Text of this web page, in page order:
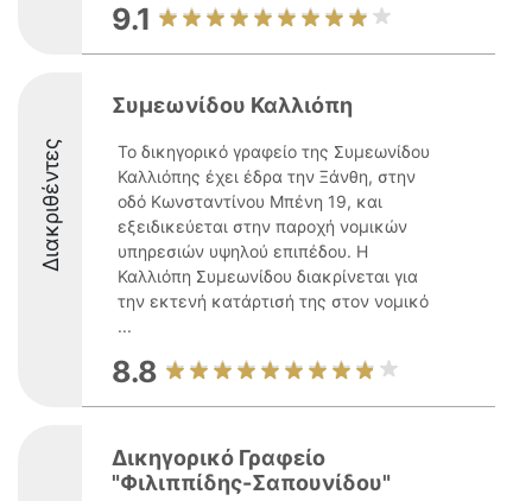
9.1
Διακριθέντες
Συμεωνίδου Καλλιόπη
Το δικηγορικό γραφείο της Συμεωνίδου
Καλλιόπης έχει έδρα την Ξάνθη, στην
οδό Κωνσταντίνου Μπένη 19, και
εξειδικεύεται στην παροχή νομικών
υπηρεσιών υψηλού επιπέδου. Η
Καλλιόπη Συμεωνίδου διακρίνεται για
την εκτενή κατάρτισή της στον νομικό
...
8.8
Δικηγορικό Γραφείο
"Φιλιππίδης-Σαπουνίδου"